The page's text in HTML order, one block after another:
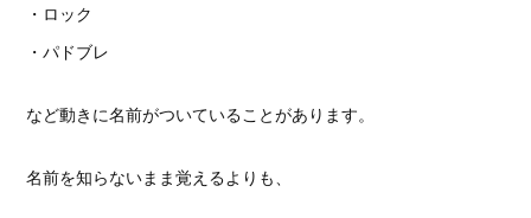
・ロック
・パドブレ
など動きに名前がついていることがあります。
名前を知らないまま覚えるよりも、